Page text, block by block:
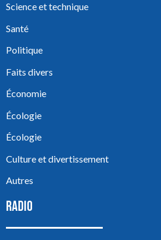
Science et technique
Santé
Politique
Faits divers
Économie
Écologie
Écologie
Culture et divertissement
Autres
RADIO